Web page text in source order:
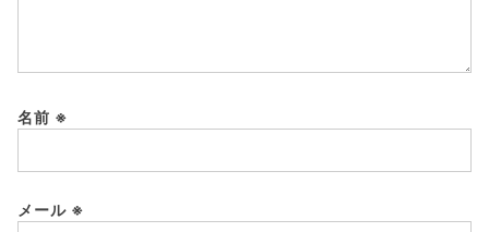
名前 ※
メール ※